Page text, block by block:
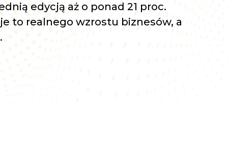
edycją aż o ponad 21 proc.
to realnego wzrostu biznesów, a